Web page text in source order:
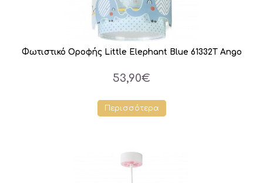
Φωτιστικό Οροφής Little Elephant Blue 61332T Ango
53,90€
Περισσότερα